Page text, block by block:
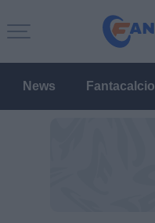
News Fantacalcio